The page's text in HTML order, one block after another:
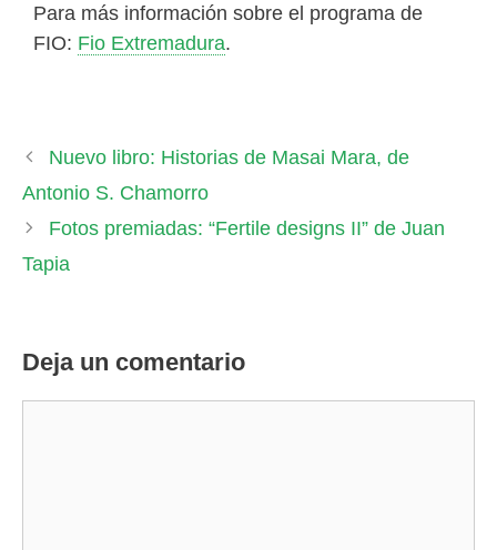
Para más información sobre el programa de
FIO: Fio Extremadura.
Nuevo libro: Historias de Masai Mara, de
Antonio S. Chamorro
Fotos premiadas: “Fertile designs II” de Juan
Tapia
Deja un comentario